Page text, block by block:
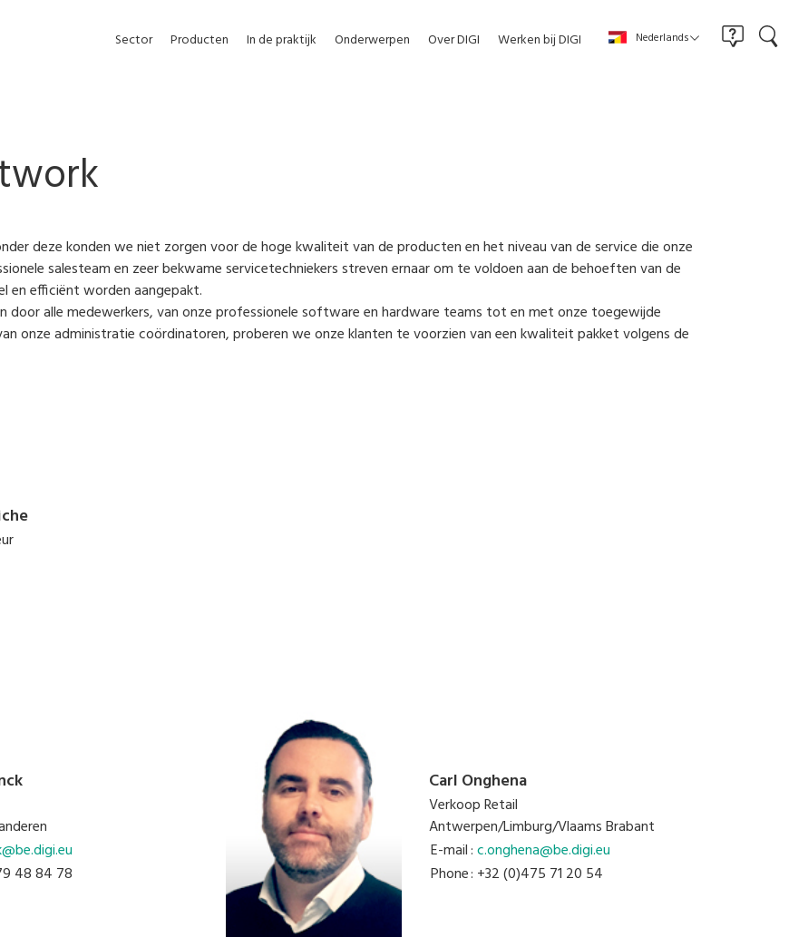
Sector Producten In de praktijk Onderwerpen Over DIGI Werken bij DIGI Nederlands
deze konden we niet zorgen voor de hoge kwaliteit van de producten en het niveau van de service die onze
salesteam en zeer bekwame servicetechniekers streven ernaar om te voldoen aan de behoeften van de
en efficiënt worden aangepakt.
alle medewerkers, van onze professionele software en hardware teams tot en met onze toegewijde
onze administratie coördinatoren, proberen we onze klanten te voorzien van een kwaliteit pakket volgens de
48 84 78
Carl Onghena
Verkoop Retail
Antwerpen/Limburg/Vlaams Brabant
E-mail:c.onghena@be.digi.eu
Phone: +32 (0)475 71 20 54